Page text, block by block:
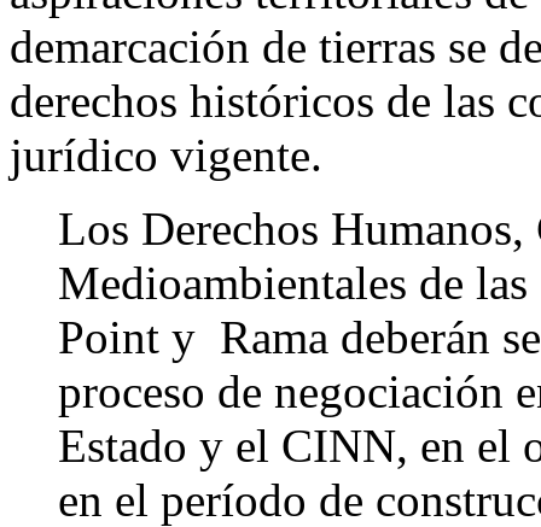
demarcación de tierras se
derechos históricos de las
jurídico vigente.
Los Derechos
Medioambientales de
Point y Rama deberán
proceso de negociación
Estado y el CINN, en el
en el período de